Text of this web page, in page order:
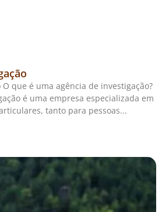
que é uma agência de investigação?
é uma empresa especializada em
tanto para pessoas